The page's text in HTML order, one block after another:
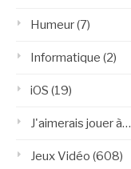
Humeur(7)
Informatique (2)
iOS (19)
J'aimerais jouer à…
Jeux Vidéo (608)